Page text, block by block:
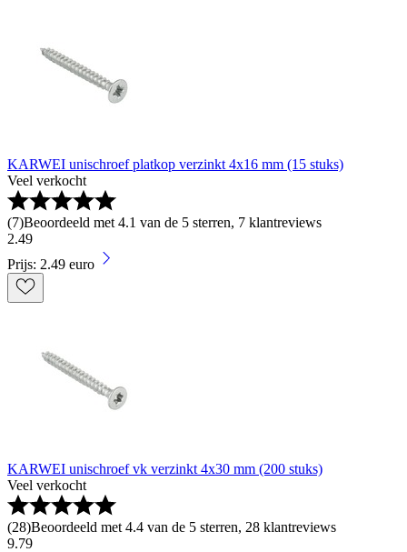
KARWEI unischroef platkop verzinkt 4x16 mm (15 stuks)
Veel verkocht
(7)Beoordeeld met 4.1 van de 5 sterren, 7 klantreviews
2.49
Prijs: 2.49 euro
KARWEI unischroef vk verzinkt 4x30 mm (200 stuks)
Veel verkocht
(28)Beoordeeld met 4.4 van de 5 sterren, 28 klantreviews
9.79